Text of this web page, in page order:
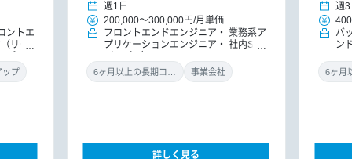
ントエ
リー
ップ
週1日
200,000～300,000円/月単価
フロントエンドエンジニア
業務系ア
プリケーションエンジニア
社内SE
事業会社
詳しく見る
週3
バ
ン